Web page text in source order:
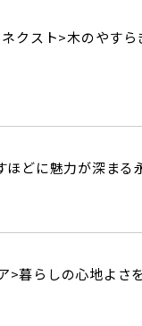
クスト>木のやすら
ほどに魅力が深まる
>暮らしの心地よさ